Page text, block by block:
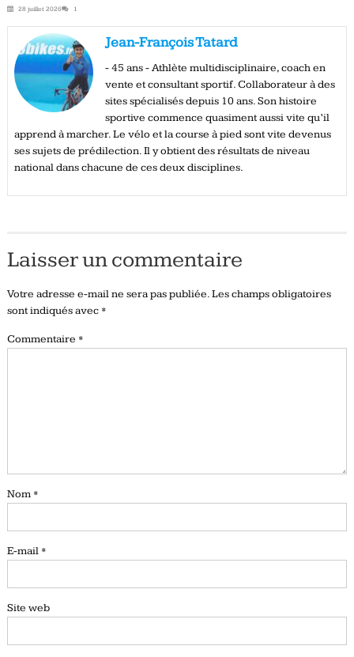
28 juillet 2026 1
Jean-François Tatard
- 45 ans - Athlète multidisciplinaire, coach en
vente et consultant sportif. Collaborateur à des
sites spécialisés depuis 10 ans. Son histoire
sportive commence quasiment aussi vite qu’il
apprend à marcher. Le vélo et la course à pied sont vite devenus
ses sujets de prédilection. Il y obtient des résultats de niveau
national dans chacune de ces deux disciplines.
Laisser un commentaire
Votre adresse e-mail ne sera pas publiée.Les champs obligatoires
sont indiqués avec *
Commentaire *
Nom *
E-mail *
Site web